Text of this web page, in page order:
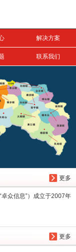
解决方案
联系我们
更多
众信息”）成立于2007年
更多
搜索